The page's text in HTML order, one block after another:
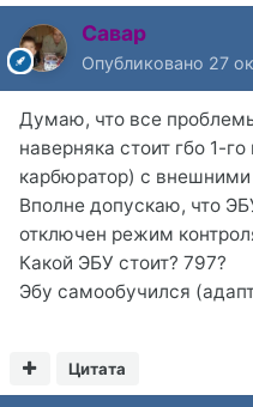
Савар
Опубликовано 27
Думаю, что все
наверняка стоит гбо 1-
карбюратор) с
Вполне допускаю, что
отключен режим
Какой ЭБУ стоит? 797?
Эбу самообучился
Цитата